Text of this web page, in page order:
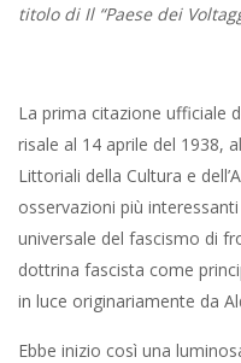
titolo di Il “Paese dei
La prima citazione ufficiale
risale al 14 aprile del 1938,
Littoriali della Cultura e
osservazioni più
universale del fascismo di
dottrina fascista come
in luce originariamente da
Ebbe inizio così una